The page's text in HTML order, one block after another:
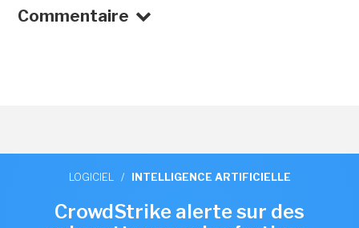
Commentaire
LOGICIEL / INTELLIGENCE ARTIFICIELLE
CrowdStrike alerte sur des